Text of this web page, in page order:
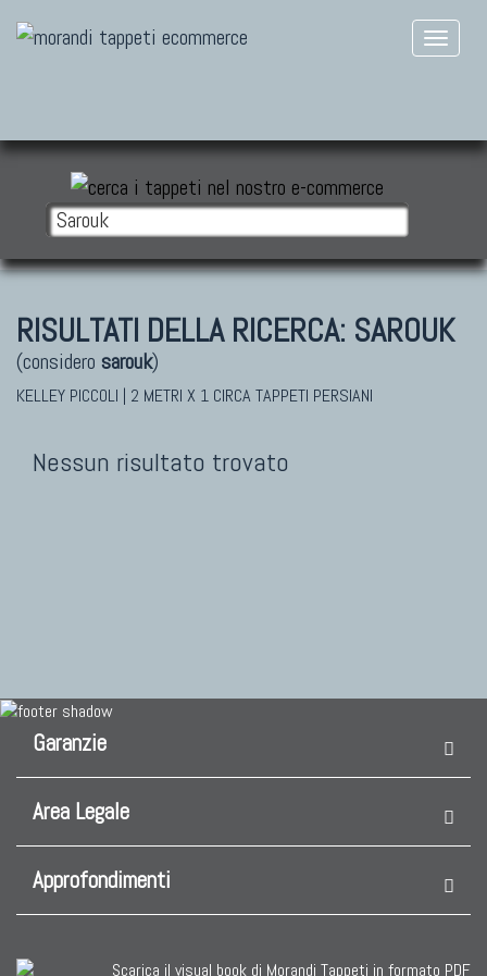
RISULTATI DELLA RICERCA: SAROUK
(considero sarouk)
KELLEY PICCOLI | 2 METRI X 1 CIRCA TAPPETI PERSIANI
Nessun risultato trovato
Garanzie
Area Legale
Approfondimenti